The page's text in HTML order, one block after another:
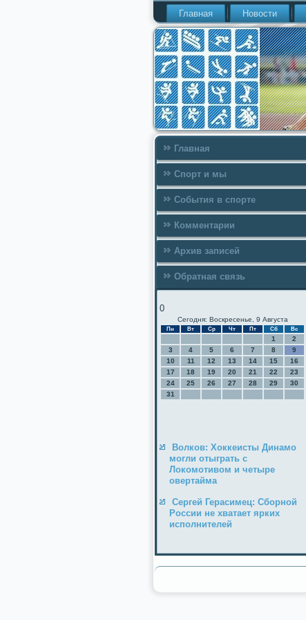
Главная Новости
Главная
Спорт и мы
События в спорте
Комментарии
Архив записей
Обратная связь
0
Сегодня: Воскресенье, 9 Августа
Пн Вт Ср Чт Пт Сб Вс
1
2
3
4 5 6 7 8
9
10
11 12 13 14 15
16
17
18 19 20 21 22
23
24
25 26 27 28 29
30
31
Волков: Хоккеисты Динамо
могли отыграть с
Локомотивом и четыре
овертайма
Сергей Герасимец: Сборной
России не хватает ярких
исполнителей